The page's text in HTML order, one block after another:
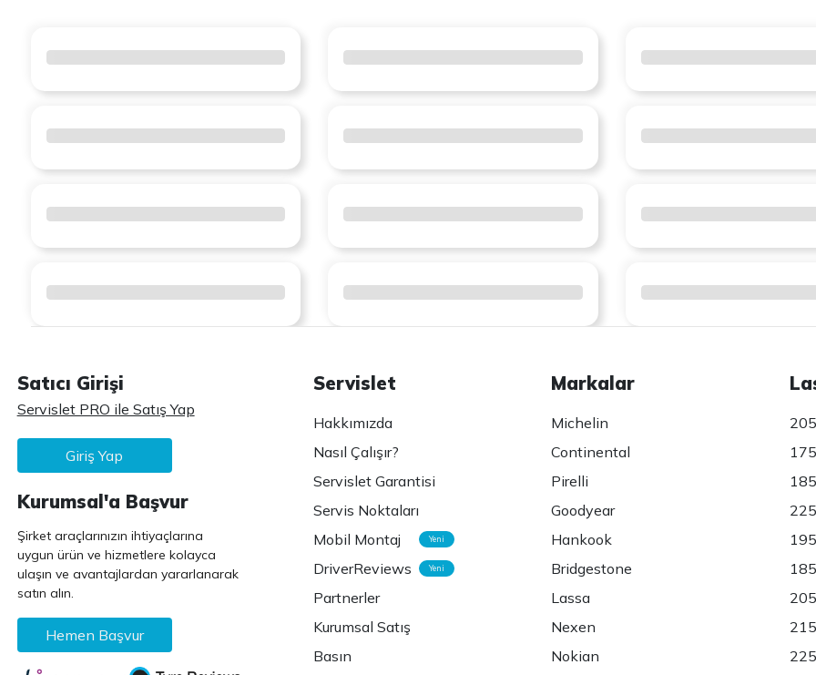
Satıcı Girişi
Servislet PRO ile Satış Yap
Giriş Yap
Kurumsal'a Başvur
Şirket araçlarınızın ihtiyaçlarına
uygun ürün ve hizmetlere kolayca
ulaşın ve avantajlardan yararlanarak
satın alın.
Hemen Başvur
Servislet
Hakkımızda
Nasıl Çalışır?
Servislet Garantisi
Servis Noktaları
Mobil Montaj
Yeni
DriverReviews Yeni
Partnerler
Kurumsal Satış
Basın
Markalar
Michelin
Continental
Pirelli
Goodyear
Hankook
Bridgestone
Lassa
Nexen
Nokian